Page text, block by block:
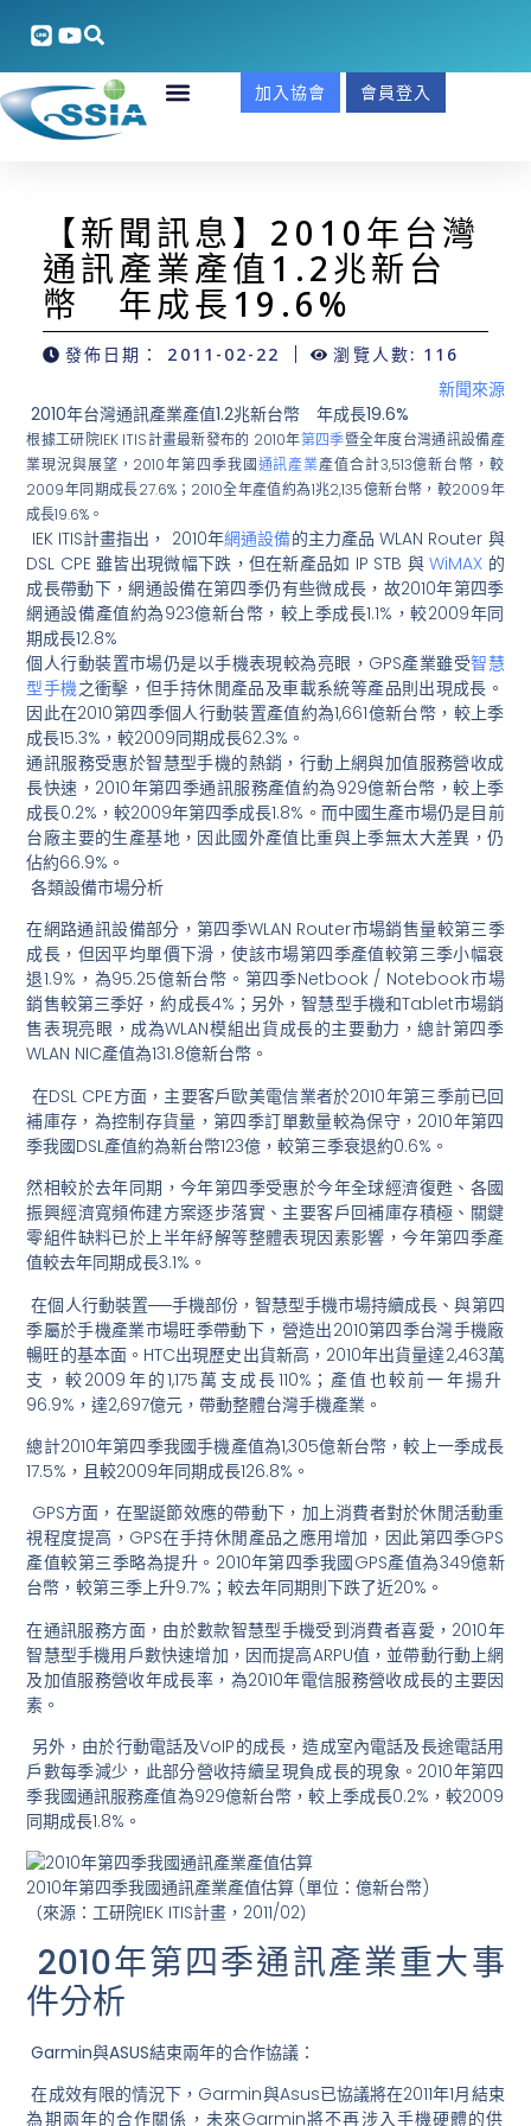
加入協會 會員登入
【新聞訊息】2010年台灣
通訊產業產值1.2兆新台
幣 年成長19.6%
發佈日期： 2011-02-22 瀏覽人數: 116
新聞來源
2010年台灣通訊產業產值1.2兆新台幣 年成長19.6%
根據工研院IEK ITIS計畫最新發布的 2010年第四季暨全年度台灣通訊設備產
業現況與展望， 2010年第四季我國通訊產業產值合計3,513億新台幣， 較
2009年同期成長27.6%；2010全年產值約為1兆2,135億新台幣，較2009年
成長19.6%。
IEK ITIS計畫指出， 2010年網通設備的主力產品 WLAN Router 與
DSL CPE 雖皆出現微幅下跌，但在新產品如 IP STB 與WiMAX 的
成長帶動下，網通設備在第四季仍有些微成長， 故2010年第四季
網通設備產值約為923億新台幣， 較上季成長1.1%，較2009年同
期成長12.8%
個人行動裝置市場仍是以手機表現較為亮眼，GPS產業雖受智慧
型手機之衝擊，但手持休閒產品及車載系統等產品則出現成長。
因此在2010第四季個人行動裝置產值約為1,661億新台幣， 較上季
成長15.3%，較2009同期成長62.3%。
通訊服務受惠於智慧型手機的熱銷， 行動上網與加值服務營收成
長快速， 2010年第四季通訊服務產值約為929億新台幣，較上季
成長0.2%，較2009年第四季成長1.8%。 而中國生產市場仍是目前
台廠主要的生產基地， 因此國外產值比重與上季無太大差異，仍
佔約66.9%。
各類設備市場分析
在網路通訊設備部分，第四季WLAN Router市場銷售量較第三季
成長，但因平均單價下滑，使該市場第四季產值較第三季小幅衰
退1.9%，為95.25億新台幣。第四季Netbook / Notebook市場
銷售較第三季好，約成長4%；另外，智慧型手機和Tablet市場銷
售表現亮眼， 成為WLAN模組出貨成長的主要動力，總計第四季
WLAN NIC產值為131.8億新台幣。
在DSL CPE方面， 主要客戶歐美電信業者於2010年第三季前已回
補庫存， 為控制存貨量，第四季訂單數量較為保守， 2010年第四
季我國DSL產值約為新台幣123億，較第三季衰退約0.6%。
然相較於去年同期，今年第四季受惠於今年全球經濟復甦、 各國
振興經濟寬頻佈建方案逐步落實、主要客戶回補庫存積極、 關鍵
零組件缺料已於上半年紓解等整體表現因素影響，今年第四季產
值較去年同期成長3.1%。
在個人行動裝置──手機部份，智慧型手機市場持續成長、與第四
季屬於手機產業市場旺季帶動下， 營造出2010第四季台灣手機廠
暢旺的基本面。 HTC出現歷史出貨新高，2010年出貨量達2,463萬
支， 較2009年的1,175萬支成長110%； 產值也較前一年揚升
96.9%，達2,697億元，帶動整體台灣手機產業。
總計2010年第四季我國手機產值為1,305億新台幣，較上一季成長
17.5%，且較2009年同期成長126.8%。
GPS方面，在聖誕節效應的帶動下， 加上消費者對於休閒活動重
視程度提高， GPS在手持休閒產品之應用增加， 因此第四季GPS
產值較第三季略為提升。 2010年第四季我國GPS產值為349億新
台幣，較第三季上升9.7%；較去年同期則下跌了近20%。
在通訊服務方面，由於數款智慧型手機受到消費者喜愛， 2010年
智慧型手機用戶數快速增加，因而提高ARPU值， 並帶動行動上網
及加值服務營收年成長率， 為2010年電信服務營收成長的主要因
素。
另外，由於行動電話及VoIP的成長，造成室內電話及長途電話用
戶數每季減少， 此部分營收持續呈現負成長的現象。 2010年第四
季我國通訊服務產值為929億新台幣，較上季成長0.2%，較2009
同期成長1.8%。
2010年第四季我國通訊產業產值估算 (單位：億新台幣)
（來源：工研院IEK ITIS計畫，2011/02）
2010年第四季通訊產業重大事
件分析
Garmin與ASUS結束兩年的合作協議：
在成效有限的情況下， Garmin與Asus已協議將在2011年1月結束
為期兩年的合作關係，未來Garmin將不再涉入手機硬體的供